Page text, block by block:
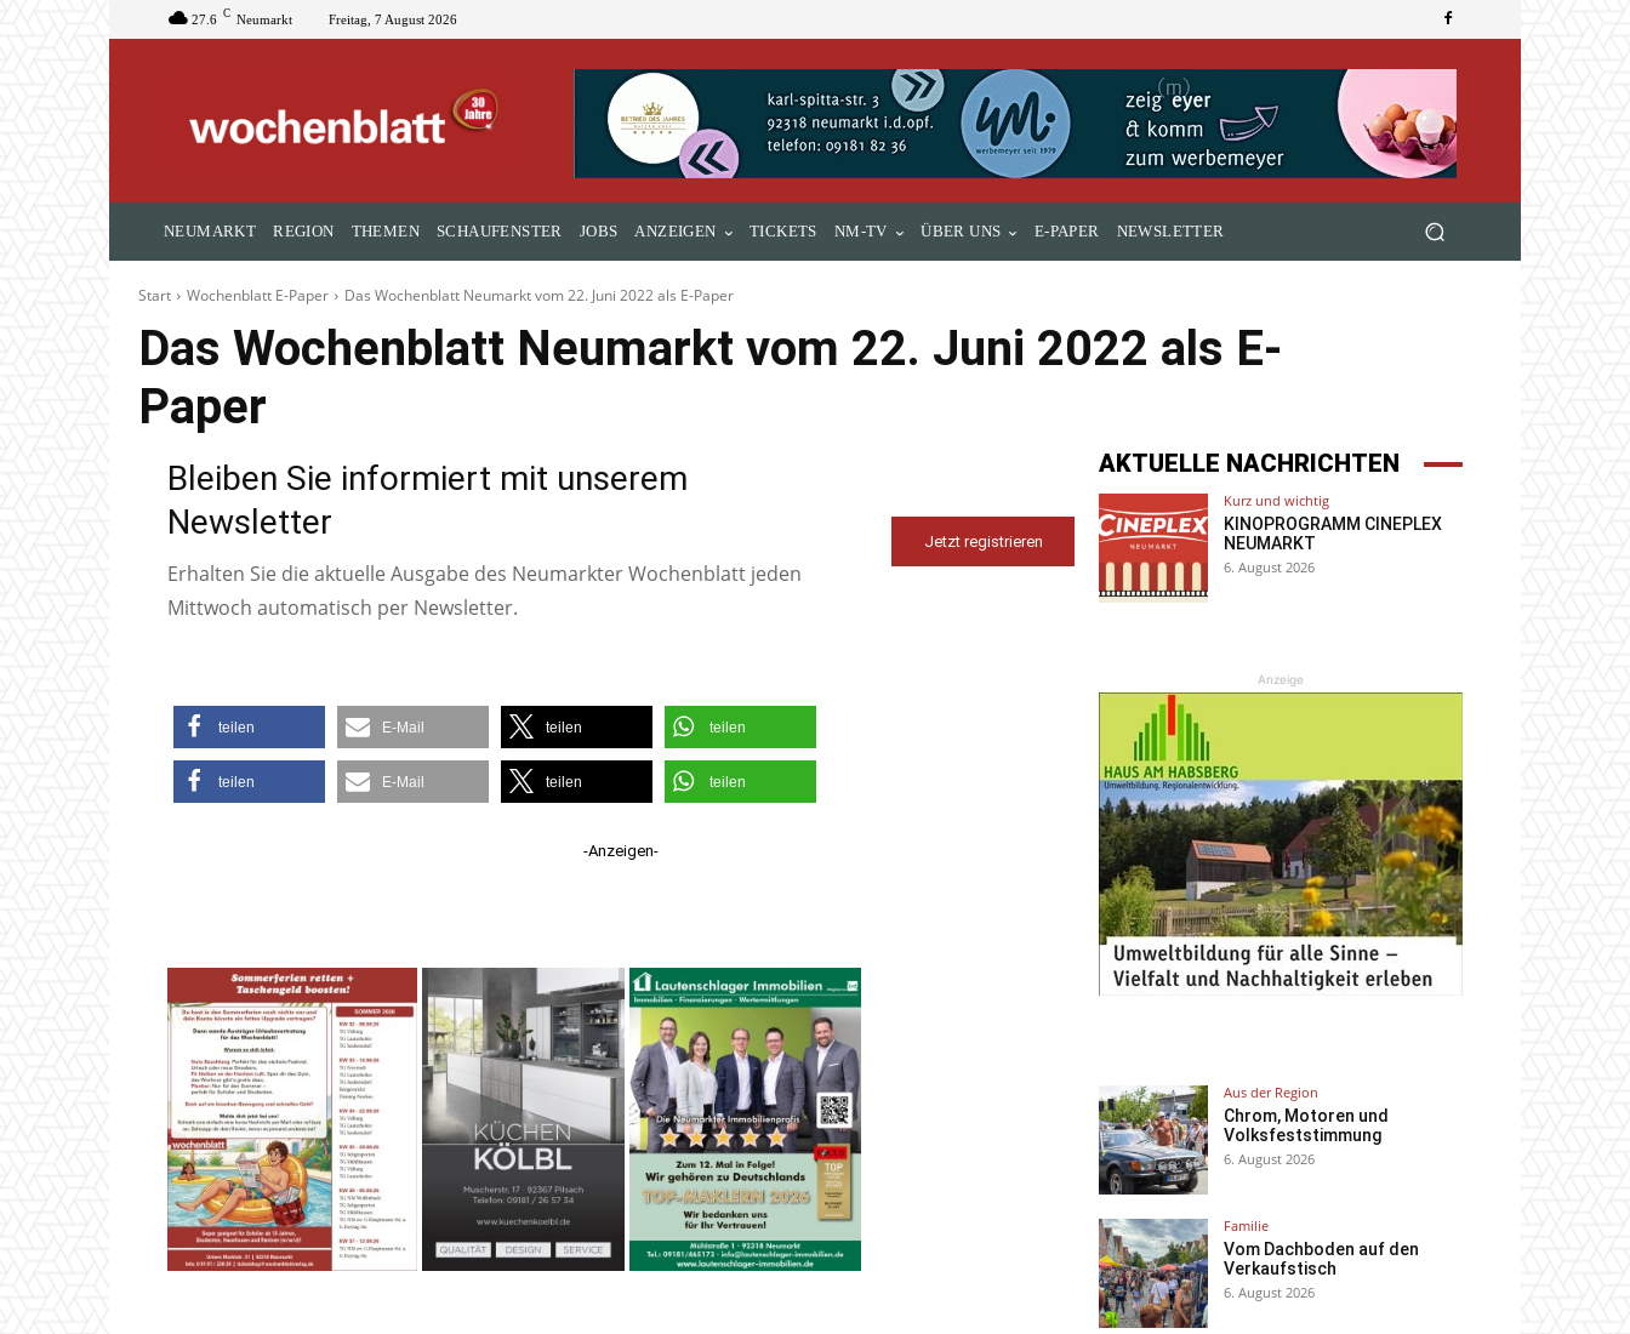
27.6 C Neumarkt Freitag, 7 August 2026
NEUMARKT REGION THEMEN SCHAUFENSTER JOBS ANZEIGEN TICKETS NM-TV ÜBER UNS E-PAPER NEWSLETTER
Start Wochenblatt E-Paper Das Wochenblatt Neumarkt vom 22. Juni 2022 als E-Paper
Das Wochenblatt Neumarkt vom 22. Juni 2022 als E-
Paper
Bleiben Sie informiert mit unserem
Newsletter
Erhalten Sie die aktuelle Ausgabe des Neumarkter Wochenblatt jeden
Mittwoch automatisch per Newsletter.
Jetzt registrieren
teilen E-Mail teilen teilen
teilen E-Mail teilen teilen
-Anzeigen-
AKTUELLE NACHRICHTEN
Kurz und wichtig
KINOPROGRAMM CINEPLEX
NEUMARKT
6. August 2026
Anzeige
Aus der Region
Chrom, Motoren und
Volksfeststimmung
6. August 2026
Familie
Vom Dachboden auf den
Verkaufstisch
6. August 2026